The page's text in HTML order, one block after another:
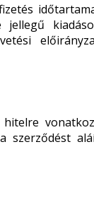
szerződést